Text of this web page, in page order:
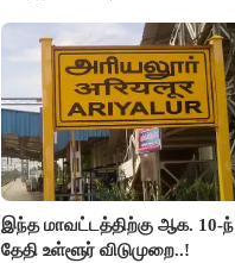
இந்த மாவட்டத்திற்கு ஆக. 10-ந்
தேதி உள்ளூர் விடுமுறை..!